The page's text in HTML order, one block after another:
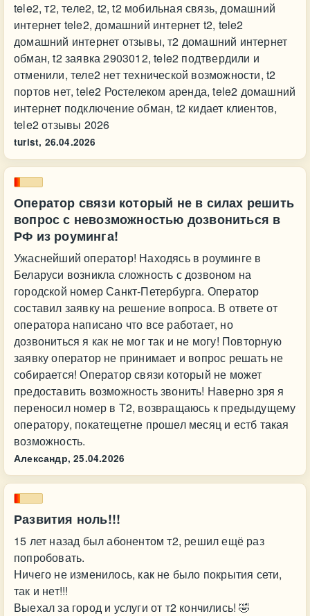
tele2, т2, теле2, t2, t2 мобильная связь, домашний
интернет tele2, домашний интернет t2, tele2
домашний интернет отзывы, т2 домашний интернет
обман, t2 заявка 2903012, tele2 подтвердили и
отменили, теле2 нет технической возможности, t2
портов нет, tele2 Ростелеком аренда, tele2 домашний
интернет подключение обман, t2 кидает клиентов,
tele2 отзывы 2026
turist, 26.04.2026
Оператор связи который не в силах решить
вопрос с невозможностью дозвониться в
РФ из роуминга!
Ужаснейший оператор! Находясь в роуминге в
Беларуси возникла сложность с дозвоном на
городской номер Санкт-Петербурга. Оператор
составил заявку на решение вопроса. В ответе от
оператора написано что все работает, но
дозвониться я как не мог так и не могу! Повторную
заявку оператор не принимает и вопрос решать не
собирается! Оператор связи который не может
предоставить возможность звонить! Наверно зря я
переносил номер в Т2, возвращаюсь к предыдущему
оператору, покатещетне прошел месяц и естб такая
возможность.
Александр, 25.04.2026
Развития ноль!!!
15 лет назад был абонентом т2, решил ещё раз
попробовать.
Ничего не изменилось, как не было покрытия сети,
так и нет!!!
Выехал за город и услуги от т2 кончились! 🤣